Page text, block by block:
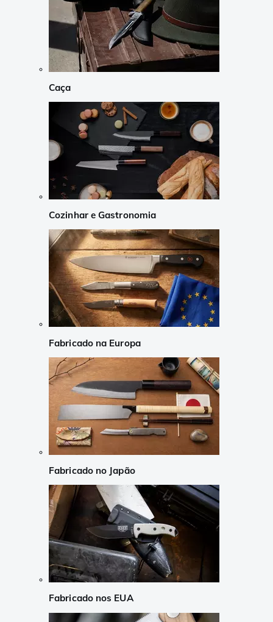
Caça
Cozinhar e Gastronomia
Fabricado na Europa
Fabricado no Japão
Fabricado nos EUA